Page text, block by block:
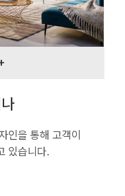
인을 통해 고객이
있습니다.